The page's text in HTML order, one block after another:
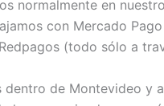
normalmente en
con Mercado
(todo sólo a
dentro de Montevideo y